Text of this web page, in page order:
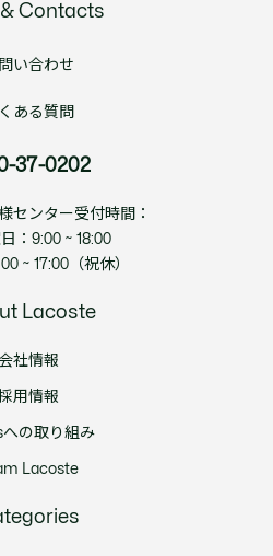
& Contacts
い合わせ
ある質問
37-0202
センター受付時間：
：9:00 ~ 18:00
~ 17:00（祝休）
Lacoste
会社情報
用情報
への取り組み
Lacoste